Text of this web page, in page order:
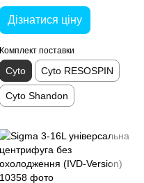
Дізнатися ціну
Комплект поставки
Cyto Cyto RESOSPIN
Cyto Shandon